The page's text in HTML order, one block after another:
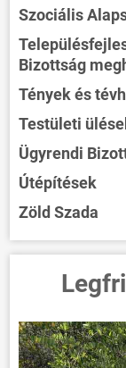
Szociális
Bizottság
Tények és
Testületi
Ügyrendi
Útépítések
Zöld Szada